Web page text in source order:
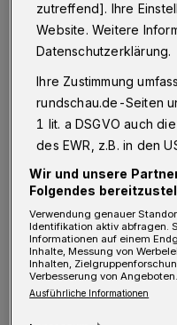
Einmal zur Ostsee
In Zeiten, in denen
erschwert und mit
Spontanität und
Dabei bieten sich
einfach und
erreicht werden
Urlaub am Meer
zutreffend]. Ihre
Website. Weitere
Datenschutzerklärung.
Ihre Zustimmung
rundschau.de-Seiten
1 lit. a DSGVO auch
des EWR, z.B. in den
Wir und unsere
Folgendes
Verwendung genauer
Identifikation aktiv abfragen.
Informationen auf einem
Inhalte, Messung von
Inhalten,
Verbesserung von Angeboten.
Ausführliche Informationen